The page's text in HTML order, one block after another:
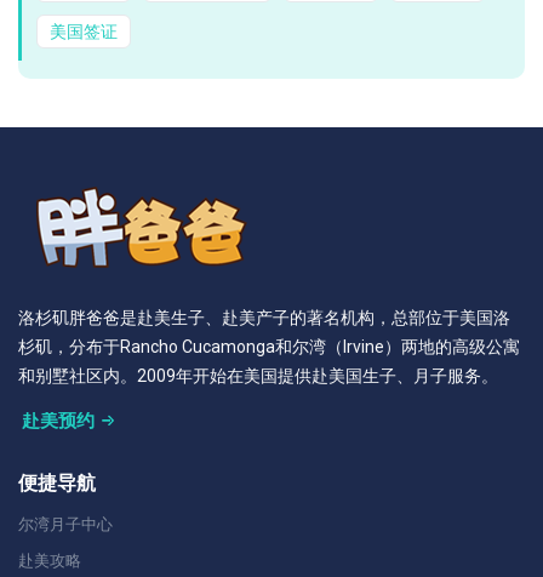
美国签证
洛杉矶胖爸爸是赴美生子、赴美产子的著名机构，总部位于美国洛
杉矶，分布于Rancho Cucamonga和尔湾（Irvine）两地的高级公寓
和别墅社区内。2009年开始在美国提供赴美国生子、月子服务。
赴美预约
便捷导航
尔湾月子中心
赴美攻略